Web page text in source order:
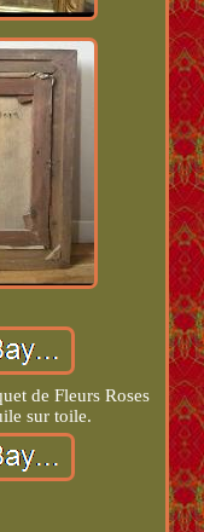
de Fleurs Roses
sur toile.